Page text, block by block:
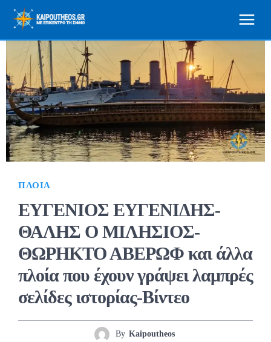
ΠΛΟΊΑ
ΕΥΓΕΝΙΟΣ ΕΥΓΕΝΙΔΗΣ-
ΘΑΛΗΣ Ο ΜΙΛΗΣΙΟΣ-
ΘΩΡΗΚΤΟ ΑΒΕΡΩΦ και άλλα
πλοία που έχουν γράψει λαμπρές
σελίδες ιστορίας-Βίντεο
By Kaipoutheos